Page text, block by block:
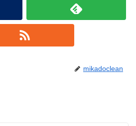
mikadoclean